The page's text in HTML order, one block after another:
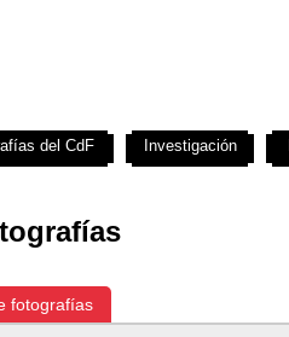
fotografías
del CdF Investigación